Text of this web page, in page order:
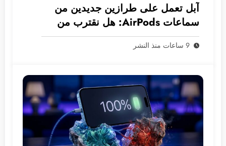
آبل تعمل على طرازين جديدين من
سماعات AirPods: هل نقترب من
عصر الكاميرات المدمجة؟
9 ساعات منذ النشر